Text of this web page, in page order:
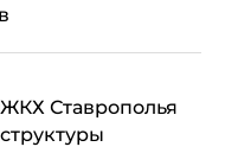
Ставрополья